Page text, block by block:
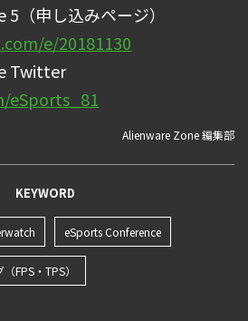
（申し込みページ）
e/20181130
Twitter
Alienware Zone 編集部
KEYWORD
eSports Conference
FPS・TPS）